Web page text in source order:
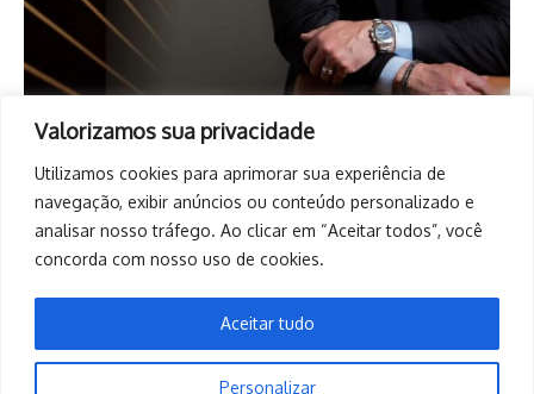
Valorizamos sua privacidade
Utilizamos cookies para aprimorar sua experiência de
navegação, exibir anúncios ou conteúdo personalizado e
analisar nosso tráfego. Ao clicar em “Aceitar todos”, você
concorda com nosso uso de cookies.
Personalizar
Aceitar tudo